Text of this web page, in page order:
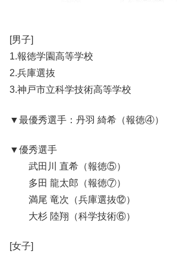
[男子]
1.報徳学園高等学校
2.兵庫選抜
3.神戸市立科学技術高等学校
▼最優秀選手：丹羽 綺希（報徳④）
▼優秀選手
武田川 直希（報徳⑤）
多田 龍太郎（報徳⑦）
満尾 竜次（兵庫選抜⑫）
大杉 陸翔（科学技術⑥）
[女子]